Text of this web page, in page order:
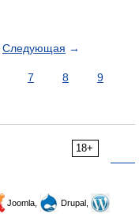
Следующая →
7 8
9
18+
Joomla,
Drupal,